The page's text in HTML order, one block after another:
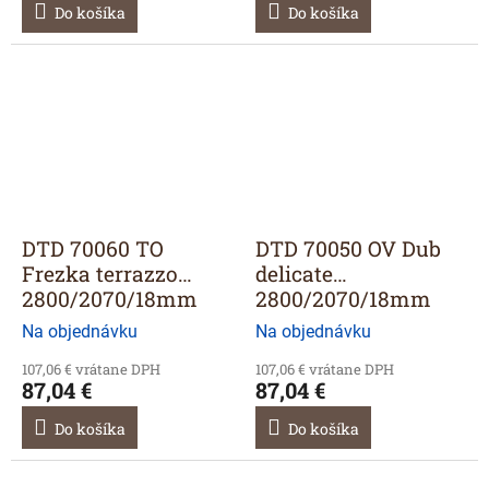
Do košíka Do košíka
DTD 70060 TO
Frezka terrazzo
2800/2070/18mm
Na objednávku
107,06 € vrátane DPH
87,04 €
Do košíka
DTD 70050 OV Dub
delicate
2800/2070/18mm
Na objednávku
107,06 € vrátane DPH
87,04 €
Do košíka